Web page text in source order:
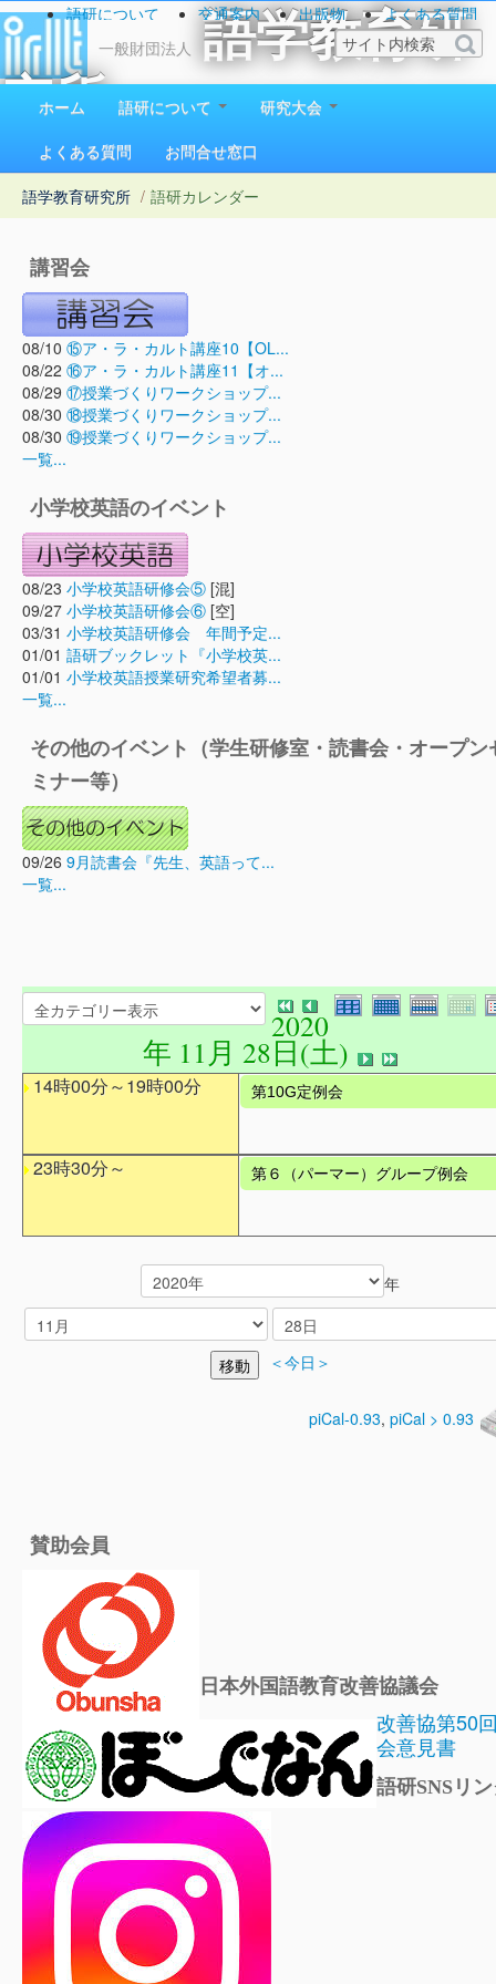
一般財団法人
語学教育研
究所
1923（大正12）年創立
語研について 交通案内 出版物
よくある質問
お問い合わせ
ホーム 語研について
研究大会
よくある質問
お問合せ窓口
語学教育研究所 / 語研カレンダー
講習会
08/10 ⑮ア・ラ・カルト講座10【OL...
08/22 ⑯ア・ラ・カルト講座11【オ...
08/29 ⑰授業づくりワークショップ...
08/30 ⑱授業づくりワークショップ...
08/30 ⑲授業づくりワークショップ...
一覧...
小学校英語のイベント
08/23 小学校英語研修会⑤ [混]
09/27 小学校英語研修会⑥ [空]
03/31 小学校英語研修会 年間予定...
01/01 語研ブックレット『小学校英...
01/01 小学校英語授業研究希望者募...
一覧...
その他のイベント（学生研修室・読書会・オープン
ミナー等）
09/26 9月読書会『先生、英語って...
一覧...
2020
年 11月 28日(土)
14時00分～19時00分 第10G定例会
23時30分～ 第６（パーマー）グループ例会
年
＜今日＞
piCal-0.93, piCal > 0.93
賛助会員
日本外国語教育改善協議会
改善協第50
会意見書
語研SNSリ